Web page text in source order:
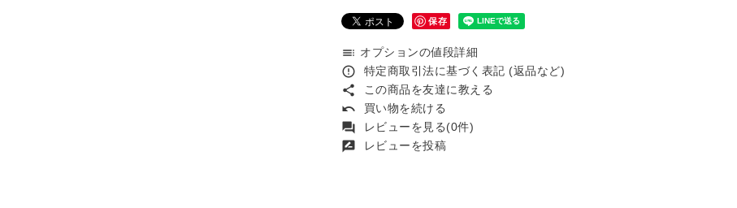
保存
toc オプションの値段詳細
error_outline 特定商取引法に基づく表記 (返品など)
share この商品を友達に教える
undo 買い物を続ける
forum レビューを見る(0件)
rate_review レビューを投稿